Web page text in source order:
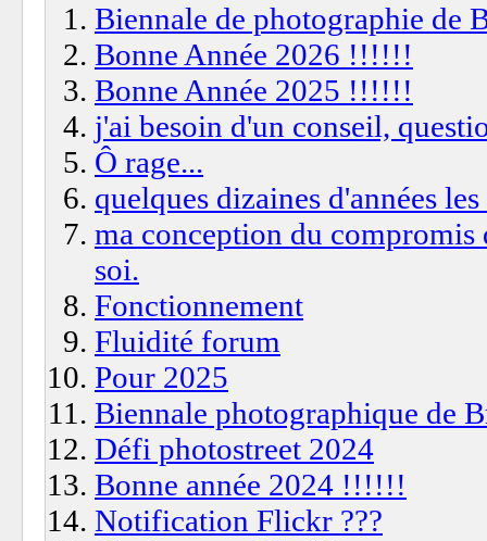
Biennale de photographie de
Bonne Année 2026 !!!!!!
Bonne Année 2025 !!!!!!
j'ai besoin d'un conseil,
Ô rage...
quelques dizaines d'années
ma conception du
soi.
Fonctionnement
Fluidité forum
Pour 2025
Biennale photographique de
Défi photostreet 2024
Bonne année 2024 !!!!!!
Notification Flickr ???